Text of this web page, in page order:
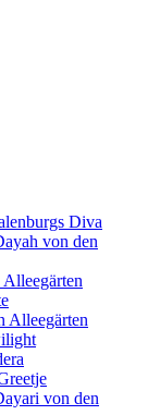
Diva
von den
Alleegärten
Alleegärten
von den